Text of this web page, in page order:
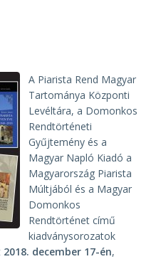
A Piarista Rend Magyar
Tartománya Központi
Levéltára, a Domonkos
Rendtörténeti
Gyűjtemény és a
Magyar Napló Kiadó a
Magyarország Piarista
Múltjából és a Magyar
Domonkos
Rendtörténet című
kiadványsorozatok
2018. december 17-én,